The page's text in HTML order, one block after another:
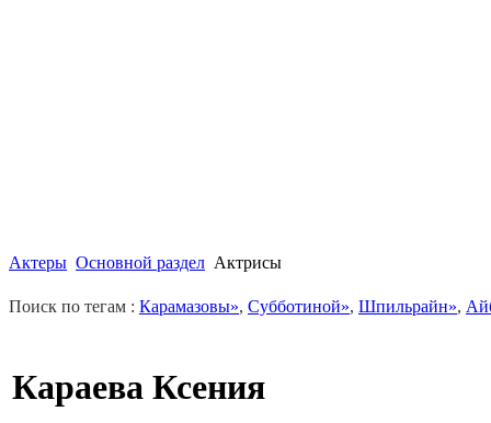
Актеры Основной раздел Актрисы
Поиск по тегам : Карамазовы», Субботиной», Шпильрайн»,
Караева Ксения